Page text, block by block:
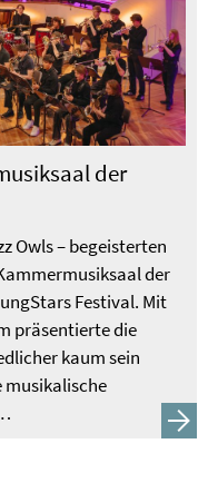
der
Owls – begeisterten
der
Festival. Mit
präsentierte die
kaum sein
musikalische